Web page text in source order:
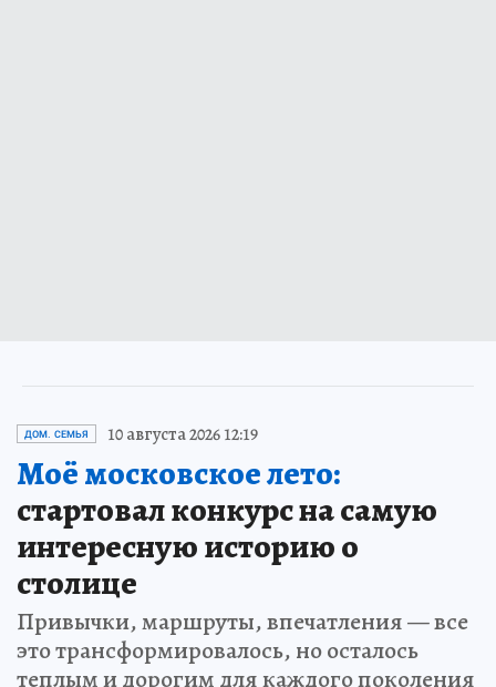
ДОМ. СЕМЬЯ 10 августа 2026 12:19
Моё московское лето:
стартовал конкурс на самую
интересную историю о
столице
Привычки, маршруты, впечатления — все
это трансформировалось, но осталось
теплым и дорогим для каждого поколения